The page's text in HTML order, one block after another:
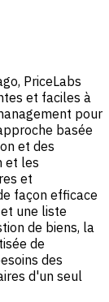
PriceLabs
et faciles à
pour
basée
et des
et les
et
façon efficace
et une liste
de biens, la
de
des
d'un seul